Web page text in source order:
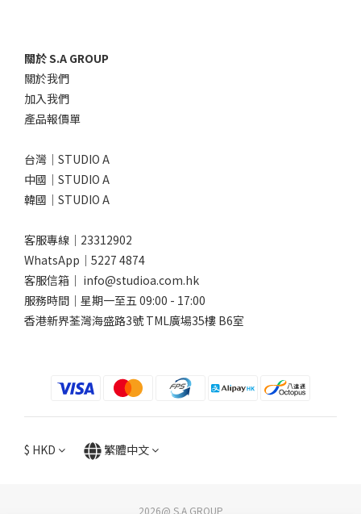
關於 S.A GROUP
關於我們
加入我們
產品報價單
台灣｜STUDIO A
中國｜STUDIO A
韓國｜STUDIO A
客服專線｜23312902
WhatsApp｜ 5227 4874
客服信箱｜ info@studioa.com.hk
服務時間｜星期一至五 09:00 - 17:00
香港新界荃灣海盛路3號 TML廣場35樓 B6室
$ HKD 繁體中文
2026@ S.A GROUP